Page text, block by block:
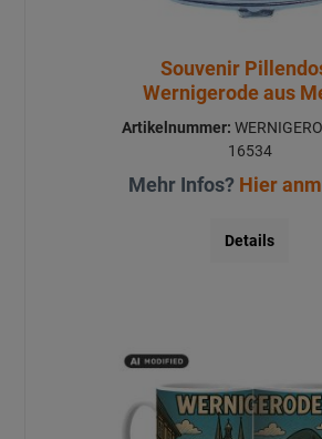
Souvenir
Wernigerode aus
6x4,5cm
Artikelnummer:
16534
Mehr Infos? Hier
Details